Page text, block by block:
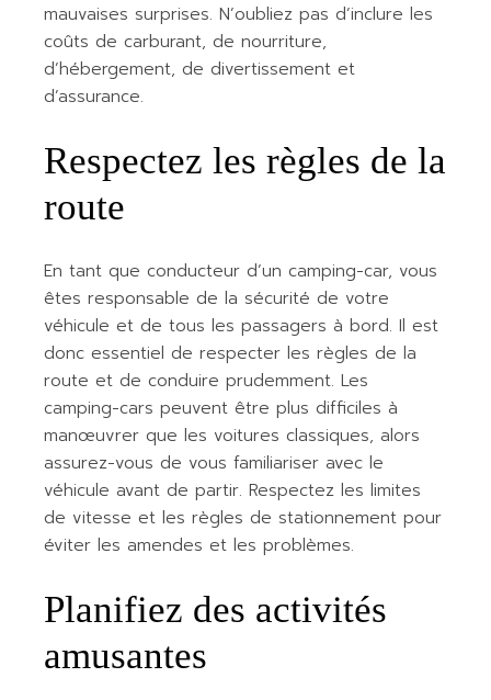
mauvaises surprises. N’oubliez pas d’inclure les
coûts de carburant, de nourriture,
d’hébergement, de divertissement et
d’assurance.
Respectez les règles de la
route
En tant que conducteur d’un camping-car, vous
êtes responsable de la sécurité de votre
véhicule et de tous les passagers à bord. Il est
donc essentiel de respecter les règles de la
route et de conduire prudemment. Les
camping-cars peuvent être plus difficiles à
manœuvrer que les voitures classiques, alors
assurez-vous de vous familiariser avec le
véhicule avant de partir. Respectez les limites
de vitesse et les règles de stationnement pour
éviter les amendes et les problèmes.
Planifiez des activités
amusantes